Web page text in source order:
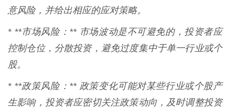
意风险，并给出相应的应对策略。
* **市场风险：** 市场波动是不可避免的，投资者应
控制仓位，分散投资，避免过度集中于单一行业或个
股。
* **政策风险：** 政策变化可能对某些行业或个股产
生影响，投资者应密切关注政策动向，及时调整投资